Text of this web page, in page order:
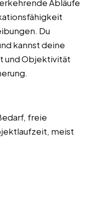
Abläufe
Du
kannst deine
und Objektivität
freie
meist